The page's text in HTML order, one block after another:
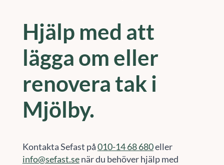
Hjälp med att
lägga om eller
renovera tak i
Mjölby.
Kontakta Sefast på010-14 68 680eller
info@sefast.senär du behöver hjälp med